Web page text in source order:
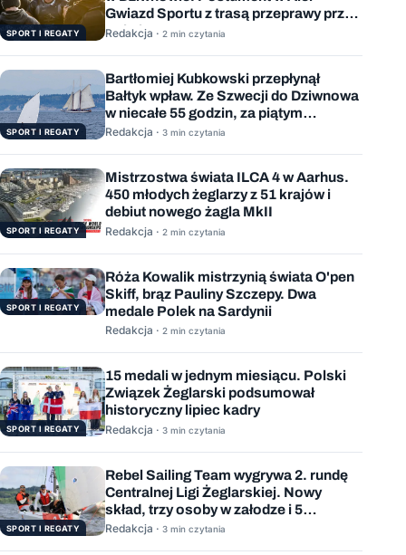
SPORT I REGATY
Gwiazd Sportu z trasą przeprawy przez
Bałtyk
Redakcja · 2 min czytania
SPORT I REGATY
Bartłomiej Kubkowski przepłynął
Bałtyk wpław. Ze Szwecji do Dziwnowa
w niecałe 55 godzin, za piątym
podejściem
Redakcja · 3 min czytania
SPORT I REGATY
Mistrzostwa świata ILCA 4 w Aarhus.
450 młodych żeglarzy z 51 krajów i
debiut nowego żagla MkII
Redakcja · 2 min czytania
SPORT I REGATY
Róża Kowalik mistrzynią świata O'pen
Skiff, brąz Pauliny Szczepy. Dwa
medale Polek na Sardynii
Redakcja · 2 min czytania
SPORT I REGATY
15 medali w jednym miesiącu. Polski
Związek Żeglarski podsumował
historyczny lipiec kadry
Redakcja · 3 min czytania
SPORT I REGATY
Rebel Sailing Team wygrywa 2. rundę
Centralnej Ligi Żeglarskiej. Nowy
skład, trzy osoby w załodze i 5
wygranych wyścigów
Redakcja · 3 min czytania